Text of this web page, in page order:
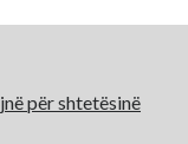
për shtetësinë